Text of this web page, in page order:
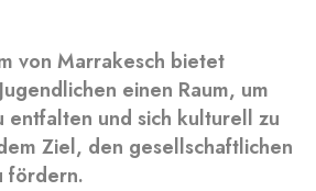
von Marrakesch bietet
einen Raum, um
entfalten und sich kulturell zu
Ziel, den gesellschaftlichen
fördern.